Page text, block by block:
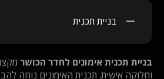
בניית תכנית
בניית תכנית אימונים לחדר הכושר
וחלוקה אישית. תכנית האימונים נוחה